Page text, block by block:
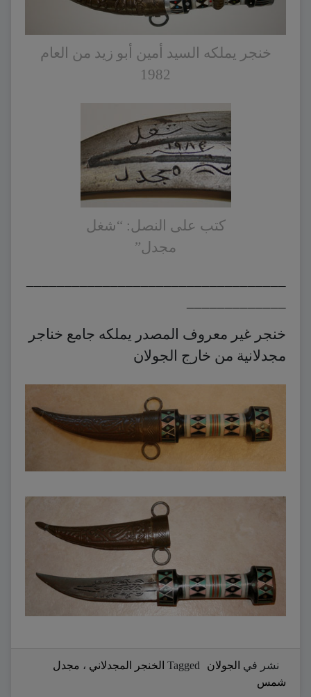
خنجر يملكه السيد أمين أبو زيد من العام
1982
كتب على النصل: “شغل
مجدل”
خنجر غير معروف المصدر يملكه جامع خناجر
مجدلانية من خارج الجولان
نشر في الجولان Tagged الخنجر المجدلاني ، مجدل
شمس